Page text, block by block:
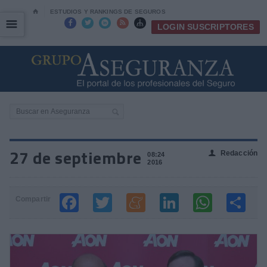
⌂ ESTUDIOS Y RANKINGS DE SEGUROS
     LOGIN SUSCRIPTORES
☰
☰
27 de septiembre
08:24
2016
👤 Redacción